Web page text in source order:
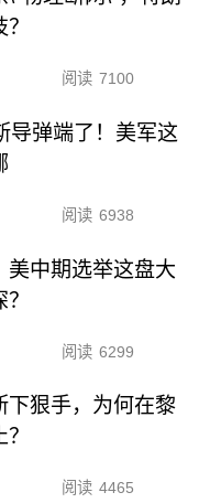
阅读 7100
导弹端了！美军这
阅读 6938
美中期选举这盘大
阅读 6299
下狠手，为何在黎
阅读 4465